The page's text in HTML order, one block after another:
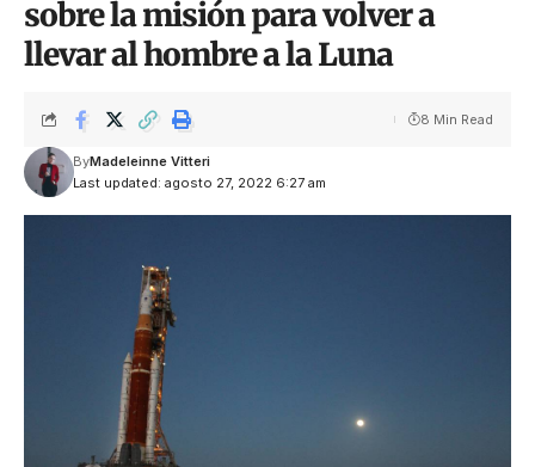
sobre la misión para volver a
llevar al hombre a la Luna
Last updated: agosto 27, 2022 6:27 am
ByMadeleinne Vitteri
8 Min Read